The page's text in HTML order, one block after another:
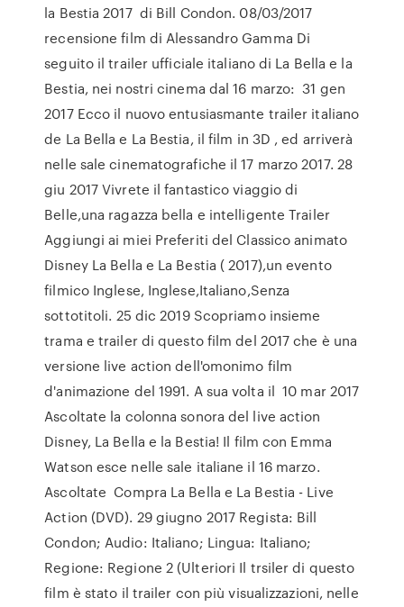
la Bestia 2017 di Bill Condon. 08/03/2017
recensione film di Alessandro Gamma Di
seguito il trailer ufficiale italiano di La Bella e la
Bestia, nei nostri cinema dal 16 marzo: 31 gen
2017 Ecco il nuovo entusiasmante trailer italiano
de La Bella e La Bestia, il film in 3D , ed arriverà
nelle sale cinematografiche il 17 marzo 2017. 28
giu 2017 Vivrete il fantastico viaggio di
Belle,una ragazza bella e intelligente Trailer
Aggiungi ai miei Preferiti del Classico animato
Disney La Bella e La Bestia ( 2017),un evento
filmico Inglese, Inglese,Italiano,Senza
sottotitoli. 25 dic 2019 Scopriamo insieme
trama e trailer di questo film del 2017 che è una
versione live action dell'omonimo film
d'animazione del 1991. A sua volta il 10 mar 2017
Ascoltate la colonna sonora del live action
Disney, La Bella e la Bestia! Il film con Emma
Watson esce nelle sale italiane il 16 marzo.
Ascoltate Compra La Bella e La Bestia - Live
Action (DVD). 29 giugno 2017 Regista: Bill
Condon; Audio: Italiano; Lingua: Italiano;
Regione: Regione 2 (Ulteriori Il trsiler di questo
film è stato il trailer con più visualizzazioni, nelle